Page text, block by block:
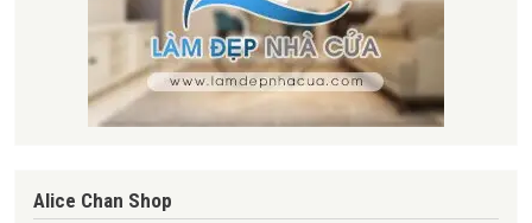
Alice Chan Shop